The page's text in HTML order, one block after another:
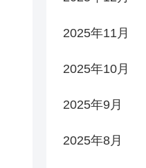
2025年11月
2025年10月
2025年9月
2025年8月